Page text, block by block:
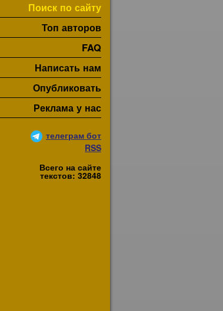
Поиск по сайту
Топ авторов
FAQ
Написать нам
Опубликовать
Реклама у нас
телеграм бот
RSS
Всего на сайте
текстов: 32848